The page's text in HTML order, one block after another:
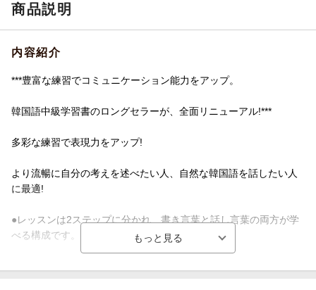
商品説明
内容紹介
***豊富な練習でコミュニケーション能力をアップ。
韓国語中級学習書のロングセラーが、全面リニューアル!***
多彩な練習で表現力をアップ!
より流暢に自分の考えを述べたい人、自然な韓国語を話したい人
に最適!
●レッスンは2ステップに分かれ、書き言葉と話し言葉の両方が学
べる構成です。